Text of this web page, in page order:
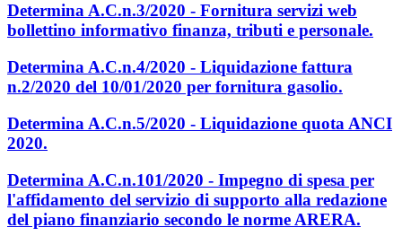
Determina A.C.n.3/2020 - Fornitura servizi web
bollettino informativo finanza, tributi e personale.
Determina A.C.n.4/2020 - Liquidazione fattura
n.2/2020 del 10/01/2020 per fornitura gasolio.
Determina A.C.n.5/2020 - Liquidazione quota ANCI
2020.
Determina A.C.n.101/2020 - Impegno di spesa per
l'affidamento del servizio di supporto alla redazione
del piano finanziario secondo le norme ARERA.